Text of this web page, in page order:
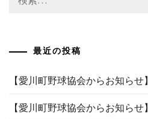
索:
最近の投稿
【愛川町野球協会からお知らせ】
【愛川町野球協会からお知らせ】